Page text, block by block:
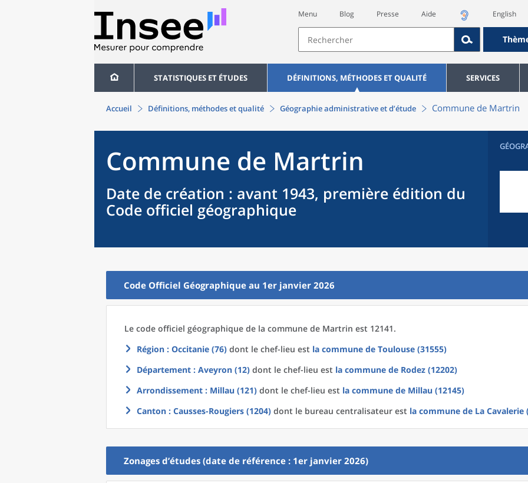
Menu Blog Presse Aide English
STATISTIQUES ET ÉTUDES DÉFINITIONS, MÉTHODES ET QUALITÉ SERVICES
Accueil Définitions, méthodes et qualité Géographie administrative et d’étude Commune de Martrin
Commune de Martrin
Date de création : avant 1943, première édition du
Code officiel géographique
Code Officiel Géographique au 1er janvier 2026
Le code officiel géographique de la commune de Martrin est 12141.
Région : Occitanie (76) dont le chef-lieu est la commune de Toulouse (31555)
Département : Aveyron (12) dont le chef-lieu est la commune de Rodez (12202)
Arrondissement : Millau (121) dont le chef-lieu est la commune de Millau (12145)
Canton : Causses-Rougiers (1204) dont le bureau centralisateur est la commune de La Cavalerie
Zonages d’études (date de référence : 1er janvier 2026)